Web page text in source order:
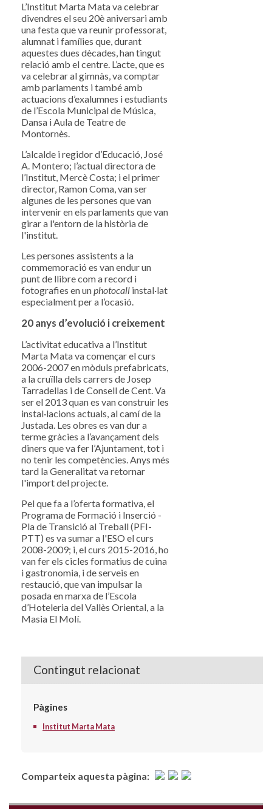
L’Institut Marta Mata va celebrar
divendres el seu 20è aniversari amb
una festa que va reunir professorat,
alumnat i famílies que, durant
aquestes dues dècades, han tingut
relació amb el centre. L’acte, que es
va celebrar al gimnàs, va comptar
amb parlaments i també amb
actuacions d’exalumnes i estudiants
de l’Escola Municipal de Música,
Dansa i Aula de Teatre de
Montornès.
L’alcalde i regidor d’Educació, José
A. Montero; l’actual directora de
l’Institut, Mercè Costa; i el primer
director, Ramon Coma, van ser
algunes de les persones que van
intervenir en els parlaments que van
girar a l'entorn de la història de
l'institut.
Les persones assistents a la
commemoració es van endur un
punt de llibre com a record i
fotografies en unphotocall instal·lat
especialment per a l’ocasió.
20 anys d’evolució i creixement
L’activitat educativa a l’Institut
Marta Mata va començar el curs
2006-2007 en mòduls prefabricats,
a la cruïlla dels carrers de Josep
Tarradellas i de Consell de Cent. Va
ser el 2013 quan es van construir les
instal·lacions actuals, al camí de la
Justada. Les obres es van dur a
terme gràcies a l’avançament dels
diners que va fer l’Ajuntament, tot i
no tenir les competències. Anys més
tard la Generalitat va retornar
l'import del projecte.
Pel que fa a l’oferta formativa, el
Programa de Formació i Inserció -
Pla de Transició al Treball (PFI-
PTT) es va sumar a l'ESO el curs
2008-2009; i, el curs 2015-2016, ho
van fer els cicles formatius de cuina
i gastronomia, i de serveis en
restaució, que van impulsar la
posada en marxa de l’Escola
d’Hoteleria del Vallès Oriental, a la
Masia El Molí.
Contingut relacionat
Pàgines
Institut Marta Mata
Comparteix aquesta pàgina: